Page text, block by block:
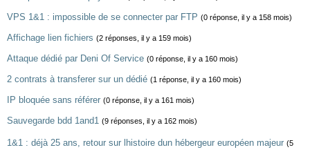
VPS 1&1 : impossible de se connecter par FTP (0 réponse, il y a 158 mois)
Affichage lien fichiers (2 réponses, il y a 159 mois)
Attaque dédié par Deni Of Service (0 réponse, il y a 160 mois)
2 contrats à transferer sur un dédié (1 réponse, il y a 160 mois)
IP bloquée sans référer (0 réponse, il y a 161 mois)
Sauvegarde bdd 1and1 (9 réponses, il y a 162 mois)
1&1 : déjà 25 ans, retour sur lhistoire dun hébergeur européen majeur (5